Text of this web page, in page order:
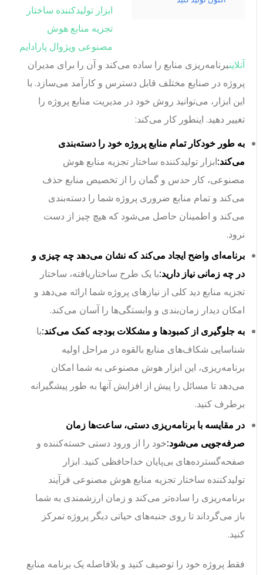
ابزار تولیدکننده ساختار
تجزیه منابع هوش
مصنوعی ویژوال پارادایم
آنلاینبرنامه‌ریزی منابع را ساده می‌کند و آن را برای مدیران
پروژه در صنایع مختلف قابل دسترس و کارآمد می‌سازد. با
این ابزار، می‌توانید روش خود در مدیریت منابع پروژه را
تغییر دهید. اینطور کار می‌کند:
به طور خودکار تمام منابع پروژه خود را دسته‌بندی
می‌کند:ابزار تولیدکننده ساختار تجزیه منابع هوش
مصنوعی، کار حدس و گمان را از تخصیص منابع حذف
می‌کند و تمام منابع ضروری پروژه شما را دسته‌بندی
می‌کند و اطمینان حاصل می‌شود که هیچ چیز از دست
نرود.
برنامه‌ای واضح ایجاد می‌کند که نشان می‌دهد چه چیزی و
در چه زمانی نیاز دارید:با یک طرح ساختاریافته، ساختار
تجزیه منابع دید کلی از نیازهای پروژه شما ارائه می‌دهد و
امکان دیدار زمان‌بندی و وابستگی‌ها را آسان می‌کند.
به جلوگیری از کمبودها و مشکلات بودجه کمک می‌کند:با
شناسایی شکاف‌های منابع بالقوه در مراحل اولیه
برنامه‌ریزی، این ابزار هوش مصنوعی به شما امکان
می‌دهد تا مسائل را پیش از افزایش آنها به طور پیشگیرانه
برطرف کنید.
در مقایسه با برنامه‌ریزی دستی، ساعت‌ها زمان
صرفه‌جویی می‌شود:خود را از ورود دستی خسته‌کننده و
صفحه‌گسترده‌های بی‌پایان خداحافظی کنید. ابزار
تولیدکننده ساختار تجزیه منابع هوش مصنوعی فرآیند
برنامه‌ریزی را ساده‌تر می‌کند و زمان ارزشمندی به شما
باز می‌گرداند تا روی جنبه‌های حیاتی دیگر پروژه تمرکز
کنید.
فقط پروژه خود را توصیف کنید و بلافاصله یک برنامه منابع